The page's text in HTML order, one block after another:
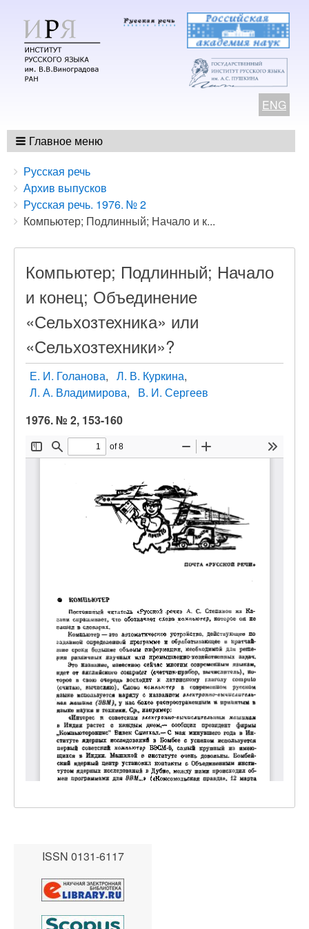
ENG
Главное меню
Breadcrumbs
You
are
here:
Русская речь
Архив выпусков
Русская речь. 1976. № 2
Компьютер; Подлинный; Начало и к...
Компьютер; Подлинный; Начало
и конец; Объединение
«Сельхозтехника» или
«Сельхозтехники»?
Е. И. Голанова
Л. В. Куркина
Л. А. Владимирова
В. И. Сергеев
1976. № 2, 153-160
ISSN 0131-6117